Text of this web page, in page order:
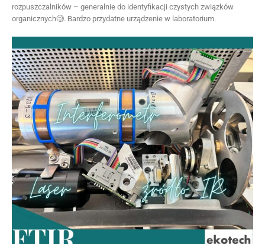
rozpuszczalników – generalnie do identyfikacji czystych związków
organicznych🧐. Bardzo przydatne urządzenie w laboratorium.